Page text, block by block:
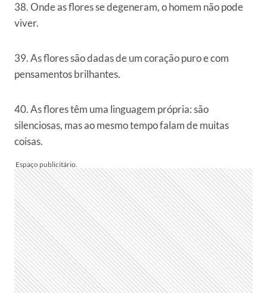
38. Onde as flores se degeneram, o homem não pode
viver.
39. As flores são dadas de um coração puro e com
pensamentos brilhantes.
40. As flores têm uma linguagem própria: são
silenciosas, mas ao mesmo tempo falam de muitas
coisas.